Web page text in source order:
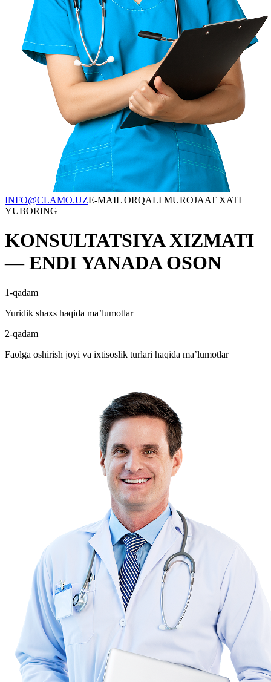
INFO@CLAMO.UZE-MAIL ORQALI MUROJAAT XATI
YUBORING
KONSULTATSIYA XIZMATI
— ENDI YANADA OSON
1-qadam
Yuridik shaxs haqida ma’lumotlar
2-qadam
Faolga oshirish joyi va ixtisoslik turlari haqida ma’lumotlar